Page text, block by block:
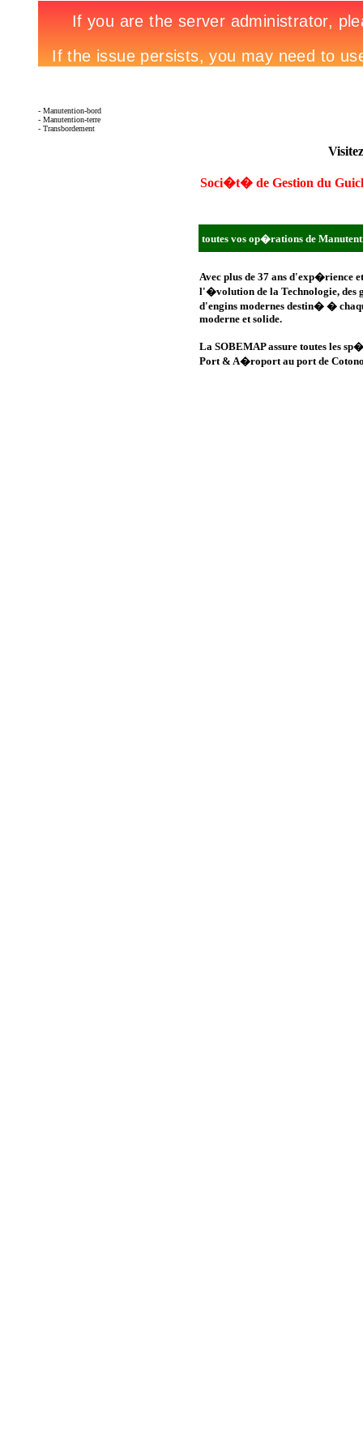
- Manutention-bord
- Manutention-terre
- Transbordement
Soci�t� de Gestion du
toutes vos op�rations de
Avec plus de 37 ans d'exp�rience
l'�volution de la Technologie, des
d'engins modernes destin� �
moderne et solide.
La SOBEMAP assure toutes les
Port & A�roport au port de